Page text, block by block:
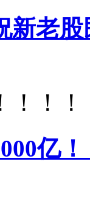
新老
！！
亿